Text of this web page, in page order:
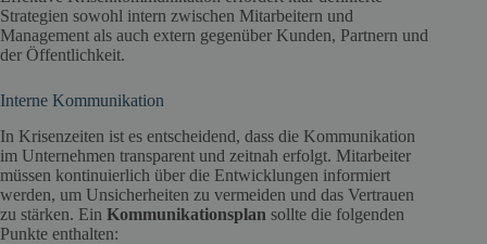
Strategien sowohl intern zwischen Mitarbeitern und
Management als auch extern gegenüber Kunden, Partnern und
der Öffentlichkeit.
Interne Kommunikation
In Krisenzeiten ist es entscheidend, dass die Kommunikation
im Unternehmen transparent und zeitnah erfolgt. Mitarbeiter
müssen kontinuierlich über die Entwicklungen informiert
werden, um Unsicherheiten zu vermeiden und das Vertrauen
zu stärken. Ein Kommunikationsplan sollte die folgenden
Punkte enthalten: